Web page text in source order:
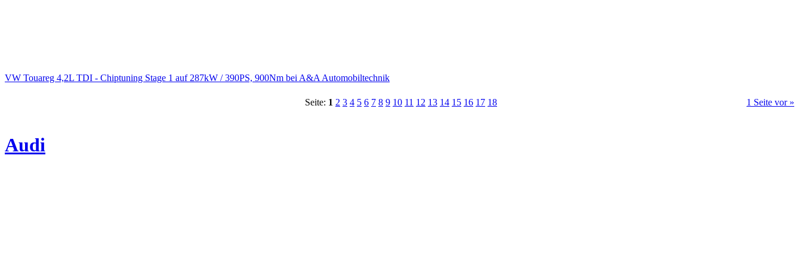
VW Touareg 4,2L TDI - Chiptuning Stage 1 auf 287kW / 390PS, 900Nm bei A&A Automobiltechnik
Seite: 1 2 3 4 5 6 7 8 9 10 11 12 13 14 15 16 17 18 1 Seite vor »
Audi